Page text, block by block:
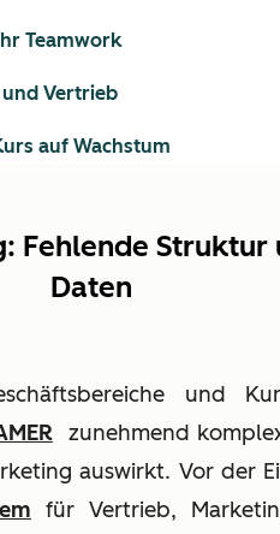
Fehlende
Daten
und
zunehmend
auswirkt. Vor der
für Vertrieb,
Teamwork
Vertrieb
auf Wachstum